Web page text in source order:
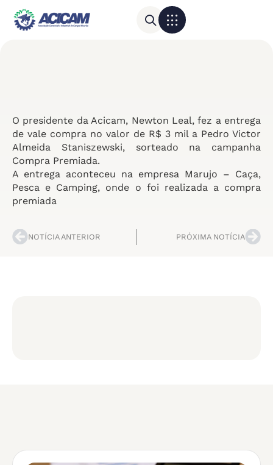
O presidente da Acicam, Newton Leal, fez a entrega
de vale compra no valor de R$ 3 mil a Pedro Victor
Almeida Staniszewski, sorteado na campanha
Compra Premiada.
A entrega aconteceu na empresa Marujo – Caça,
Pesca e Camping, onde o foi realizada a compra
premiada
NOTÍCIA ANTERIOR PRÓXIMA NOTÍCIA